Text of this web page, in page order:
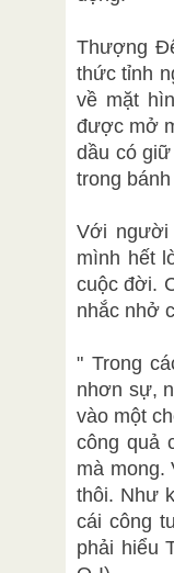
Thượng
thức tỉnh
về mặt
được mở
dầu có
trong
Với người
mình hết
cuộc đời.
nhắc nhở
" Trong
nhơn sự,
vào một
công quả
mà mong.
thôi. Như
cái công
phải hiểu